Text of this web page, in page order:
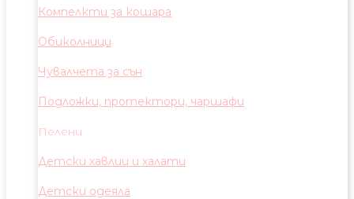
Компелкти за кошара
Обиколници
Чувалчета за сън
Подложки, протектори, чаршафи
Пелени
Детски хавлии и халати
Детски одеяла